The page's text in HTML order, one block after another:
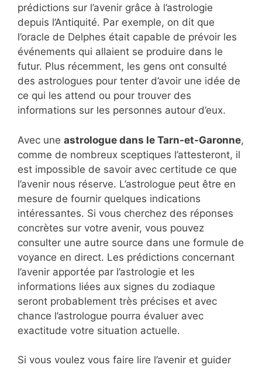
prédictions sur l’avenir grâce à l’astrologie
depuis l’Antiquité. Par exemple, on dit que
l’oracle de Delphes était capable de prévoir les
événements qui allaient se produire dans le
futur. Plus récemment, les gens ont consulté
des astrologues pour tenter d’avoir une idée de
ce qui les attend ou pour trouver des
informations sur les personnes autour d’eux.
Avec une astrologue dans le Tarn-et-Garonne,
comme de nombreux sceptiques l’attesteront, il
est impossible de savoir avec certitude ce que
l’avenir nous réserve. L’astrologue peut être en
mesure de fournir quelques indications
intéressantes. Si vous cherchez des réponses
concrètes sur votre avenir, vous pouvez
consulter une autre source dans une formule de
voyance en direct. Les prédictions concernant
l’avenir apportée par l’astrologie et les
informations liées aux signes du zodiaque
seront probablement très précises et avec
chance l’astrologue pourra évaluer avec
exactitude votre situation actuelle.
Si vous voulez vous faire lire l’avenir et guider